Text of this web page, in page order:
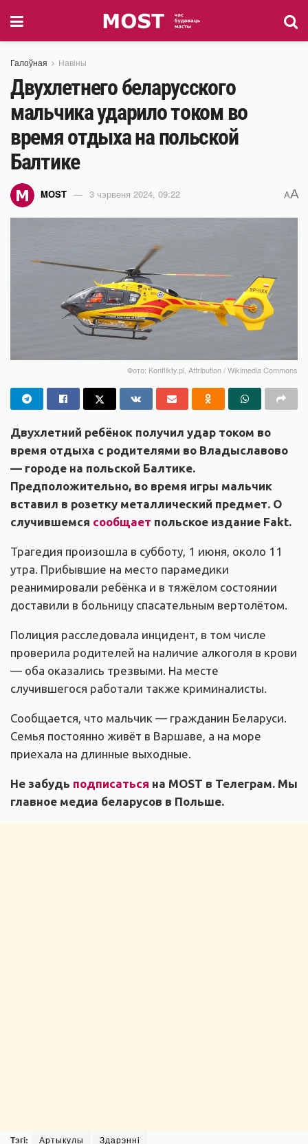
Галоўная Навіны
Двухлетнего беларусского
мальчика ударило током во
время отдыха на польской
Балтике
MOST 3 чэрвеня 2024, 09:22 AA
Фото: Konflikty.pl, Attribution / Wikimedia Commons
Двухлетний ребёнок получил удар током во
время отдыха с родителями во Владыславово
— городе на польской Балтике.
Предположительно, во время игры мальчик
вставил в розетку металлический предмет. О
случившемся сообщает польское издание Fakt.
Трагедия произошла в субботу, 1 июня, около 11
утра. Прибывшие на место парамедики
реанимировали ребёнка и в тяжёлом состоянии
доставили в больницу спасательным вертолётом.
Полиция расследовала инцидент, в том числе
проверила родителей на наличие алкоголя в крови
— оба оказались трезвыми. На месте
случившегося работали также криминалисты.
Сообщается, что мальчик — гражданин Беларуси.
Семья постоянно живёт в Варшаве, а на море
приехала на длинные выходные.
Не забудь подписаться на MOST в Телеграм. Мы
главное медиа беларусов в Польше.
Тэгі: Артыкулы Здарэнні